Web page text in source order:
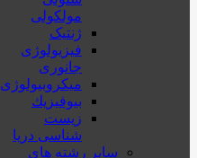
مولکولی
ژنتیک
فیزیولوژی
جانوری
میکروبیولوژی
بيوفيزيك
زیست
شناسی دریا
سایر رشته های